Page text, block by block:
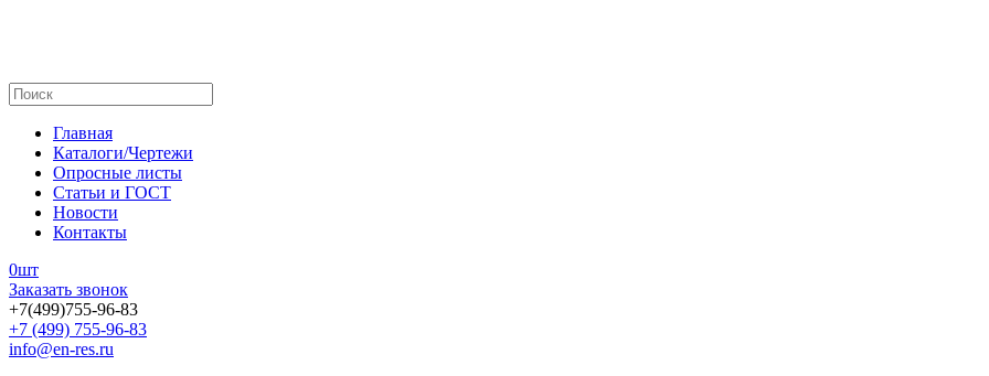
Главная
Каталоги/Чертежи
Опросные листы
Статьи и ГОСТ
Новости
Контакты
0шт
Заказать звонок
+7(499)755-96-83
+7 (499) 755-96-83
info@en-res.ru